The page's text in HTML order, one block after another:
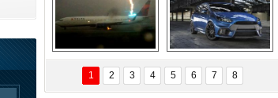
Delta uçağına
yıldırım çarptı
Ford Focus RS
(2015)
1 2 3 4 5 6 7 8